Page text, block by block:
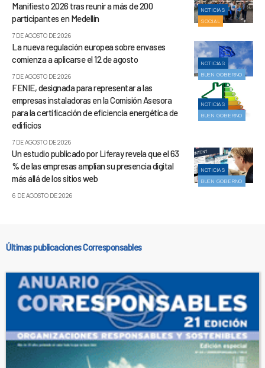
NOTICIAS
SOCIAL
Manifiesto 2026 tras reunir a más de 200
participantes en Medellín
7 DE AGOSTO DE 2026
NOTICIAS
BUEN GOBIERNO
La nueva regulación europea sobre envases
comienza a aplicarse el 12 de agosto
7 DE AGOSTO DE 2026
NOTICIAS
BUEN GOBIERNO
FENIE, designada para representar a las
empresas instaladoras en la Comisión Asesora
para la certificación de eficiencia energética de
edificios
7 DE AGOSTO DE 2026
NOTICIAS
BUEN GOBIERNO
Un estudio publicado por Liferay revela que el 63
% de las empresas amplían su presencia digital
más allá de los sitios web
6 DE AGOSTO DE 2026
Últimas publicaciones Corresponsables